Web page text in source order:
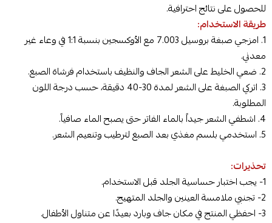
للحصول على نتائج احترافية.
طريقة الاستخدام:
1. امزجي صبغة بروسيل 7.003 مع الأوكسجين بنسبة 1:1 في وعاء غير
معدني.
2. ضعي الخليط على الشعر الجاف والنظيف باستخدام فرشاة الصبغ.
3. اتركي الصبغة على الشعر لمدة 30-40 دقيقة، حسب درجة اللون
المطلوبة.
4. اشطفي الشعر جيداً بالماء الفاتر حتى يصبح الماء صافياً.
5. استخدمي بلسم مغذي بعد الصبغ لترطيب وتنعيم الشعر.
تحذيرات:
1- يجب اختبار حساسية الجلد قبل الاستخدام.
2- تجنبي ملامسة العينين والجلد المتهيج.
3- احفظي المنتج في مكان جاف وبارد بعيدًا عن متناول الأطفال.